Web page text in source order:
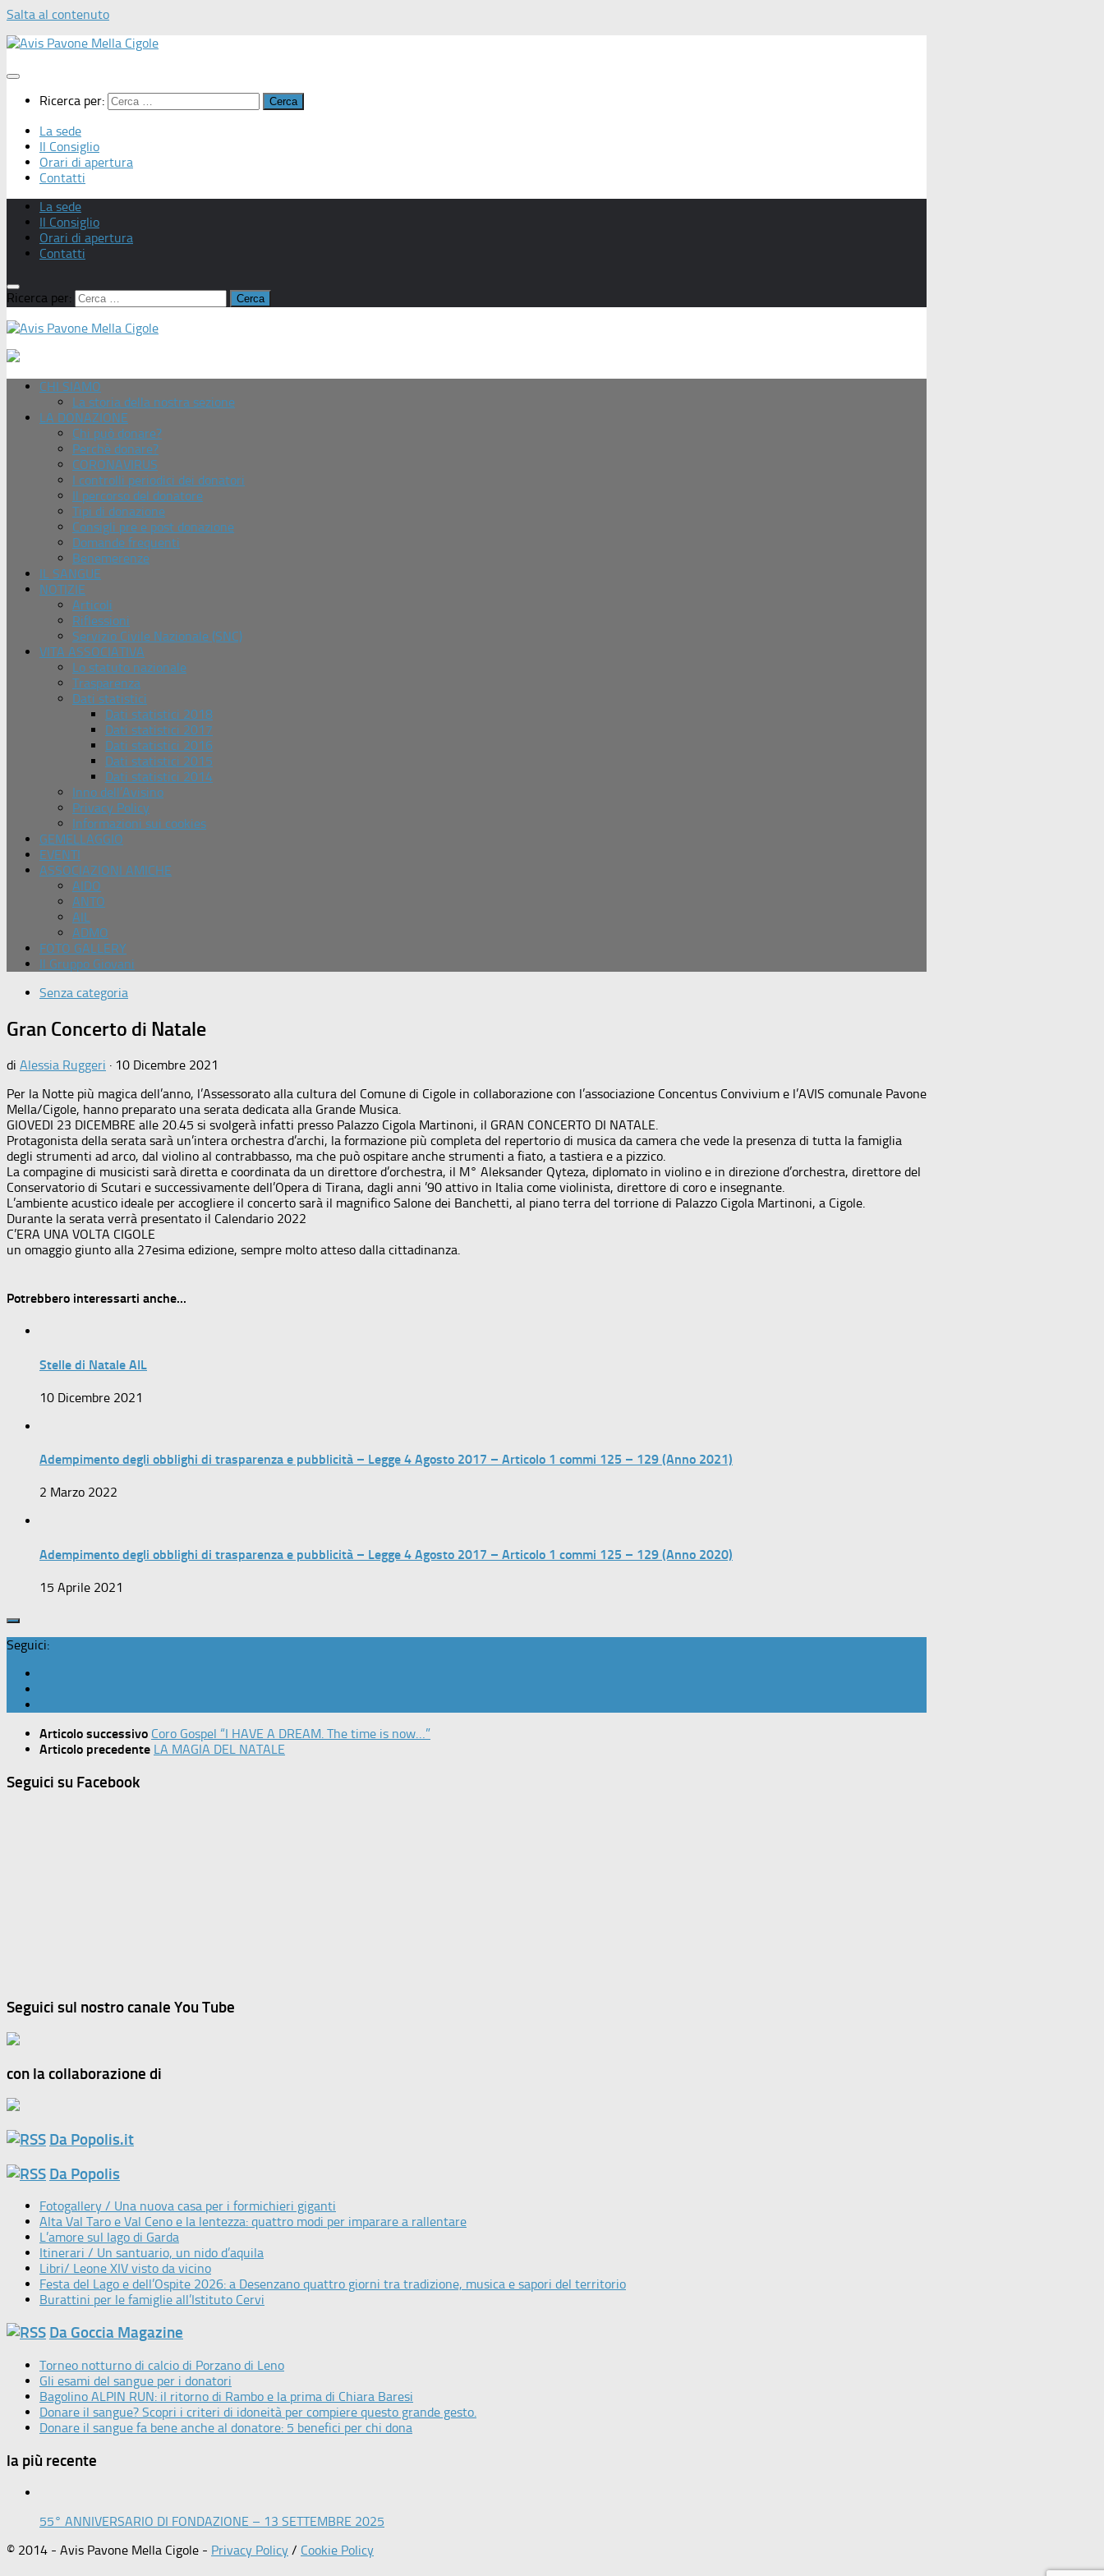
Salta al contenuto
Ricerca per:
La sede
Il Consiglio
Orari di apertura
Contatti
La sede
Il Consiglio
Orari di apertura
Contatti
Ricerca per:
CHI SIAMO
La storia della nostra sezione
LA DONAZIONE
Chi può donare?
Perchè donare?
CORONAVIRUS
I controlli periodici dei donatori
Il percorso del donatore
Tipi di donazione
Consigli pre e post donazione
Domande frequenti
Benemerenze
IL SANGUE
NOTIZIE
Articoli
Riflessioni
Servizio Civile Nazionale (SNC)
VITA ASSOCIATIVA
Lo statuto nazionale
Trasparenza
Dati statistici
Dati statistici 2018
Dati statistici 2017
Dati statistici 2016
Dati statistici 2015
Dati statistici 2014
Inno dell’Avisino
Privacy Policy
Informazioni sui cookies
GEMELLAGGIO
EVENTI
ASSOCIAZIONI AMICHE
AIDO
ANTO
AIL
ADMO
FOTO GALLERY
Il Gruppo Giovani
Senza categoria
Gran Concerto di Natale
di Alessia Ruggeri · 10 Dicembre 2021
Per la Notte più magica dell’anno, l’Assessorato alla cultura del Comune di Cigole in collaborazione con l’associazione Concentus Convivium e l’AVIS comunale Pavone
Mella/Cigole, hanno preparato una serata dedicata alla Grande Musica.
GIOVEDI 23 DICEMBRE alle 20.45 si svolgerà infatti presso Palazzo Cigola Martinoni, il GRAN CONCERTO DI NATALE.
Protagonista della serata sarà un’intera orchestra d’archi, la formazione più completa del repertorio di musica da camera che vede la presenza di tutta la famiglia
degli strumenti ad arco, dal violino al contrabbasso, ma che può ospitare anche strumenti a fiato, a tastiera e a pizzico.
La compagine di musicisti sarà diretta e coordinata da un direttore d’orchestra, il M° Aleksander Qyteza, diplomato in violino e in direzione d’orchestra, direttore del
Conservatorio di Scutari e successivamente dell’Opera di Tirana, dagli anni ’90 attivo in Italia come violinista, direttore di coro e insegnante.
L’ambiente acustico ideale per accogliere il concerto sarà il magnifico Salone dei Banchetti, al piano terra del torrione di Palazzo Cigola Martinoni, a Cigole.
Durante la serata verrà presentato il Calendario 2022
C’ERA UNA VOLTA CIGOLE
un omaggio giunto alla 27esima edizione, sempre molto atteso dalla cittadinanza.
Potrebbero interessarti anche...
Stelle di Natale AIL
10 Dicembre 2021
Adempimento degli obblighi di trasparenza e pubblicità – Legge 4 Agosto 2017 – Articolo 1 commi 125 – 129 (Anno 2021)
2 Marzo 2022
Adempimento degli obblighi di trasparenza e pubblicità – Legge 4 Agosto 2017 – Articolo 1 commi 125 – 129 (Anno 2020)
15 Aprile 2021
Seguici:
Articolo successivo Coro Gospel “I HAVE A DREAM. The time is now…”
Articolo precedente LA MAGIA DEL NATALE
Seguici su Facebook
Seguici sul nostro canale You Tube
con la collaborazione di
Da Popolis.it
Da Popolis
Fotogallery / Una nuova casa per i formichieri giganti
Alta Val Taro e Val Ceno e la lentezza: quattro modi per imparare a rallentare
L’amore sul lago di Garda
Itinerari / Un santuario, un nido d’aquila
Libri/ Leone XIV visto da vicino
Festa del Lago e dell’Ospite 2026: a Desenzano quattro giorni tra tradizione, musica e sapori del territorio
Burattini per le famiglie all’Istituto Cervi
Da Goccia Magazine
Torneo notturno di calcio di Porzano di Leno
Gli esami del sangue per i donatori
Bagolino ALPIN RUN: il ritorno di Rambo e la prima di Chiara Baresi
Donare il sangue? Scopri i criteri di idoneità per compiere questo grande gesto.
Donare il sangue fa bene anche al donatore: 5 benefici per chi dona
la più recente
55° ANNIVERSARIO DI FONDAZIONE – 13 SETTEMBRE 2025
© 2014 - Avis Pavone Mella Cigole - Privacy Policy / Cookie Policy